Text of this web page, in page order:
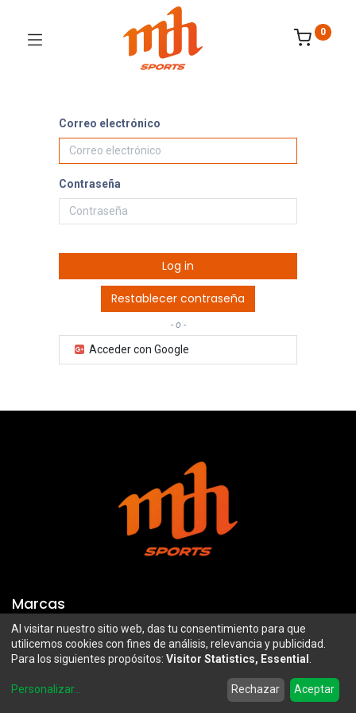
Wishlist Account
0
Correo electrónico
Contraseña
Log in
Restablecer contraseña
- o -
Acceder con Google
Marcas
Troy Lee Designs
100%
Airoh
Mazawi
SIDI
Al visitar nuestro sitio web, das tu consentimiento para que
utilicemos cookies con fines de análisis, relevancia y publicidad.
Para los siguientes propósitos: Visitor Statistics, Essential
Personalizar... Rechazar Aceptar